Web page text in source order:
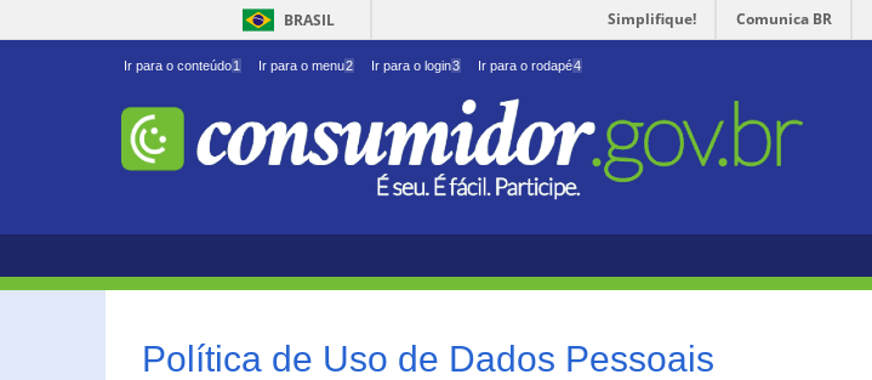
BRASIL Simplifique! Comunica BR
Ir para o conteúdo1 Ir para o menu2 Ir para o login3 Ir para o rodapé4
Política de Uso de Dados Pessoais